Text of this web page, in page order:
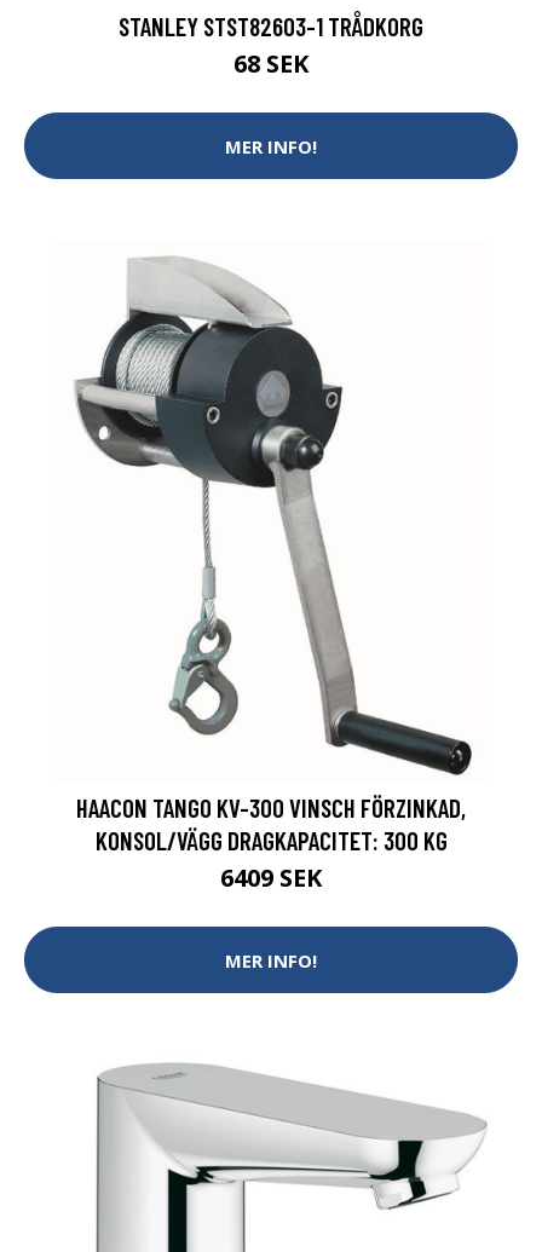
STANLEY STST82603-1 TRÅDKORG
68 SEK
MER INFO!
HAACON TANGO KV-300 VINSCH FÖRZINKAD,
KONSOL/VÄGG DRAGKAPACITET: 300 KG
6409 SEK
MER INFO!